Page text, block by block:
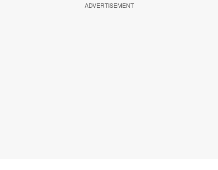
ADVERTISEMENT